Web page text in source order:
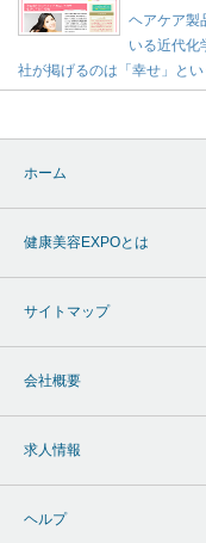
ヘアケア製
いる近代化
社が掲げるのは「幸せ」とい
ホーム
健康美容EXPOとは
サイトマップ
会社概要
求人情報
ヘルプ